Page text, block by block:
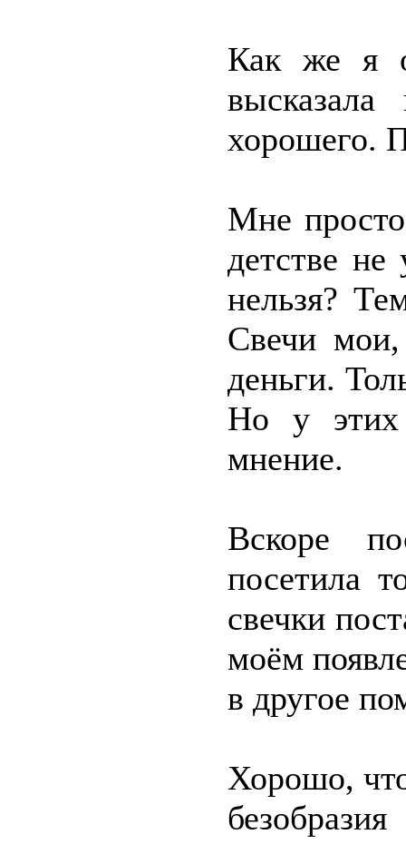
Как же я
хорошего.
Мне
детстве
нельзя?
Свечи
деньги.
Но у этих
мнение.
Вскоре
посетила
свечки
моём
в другое
Хорошо,